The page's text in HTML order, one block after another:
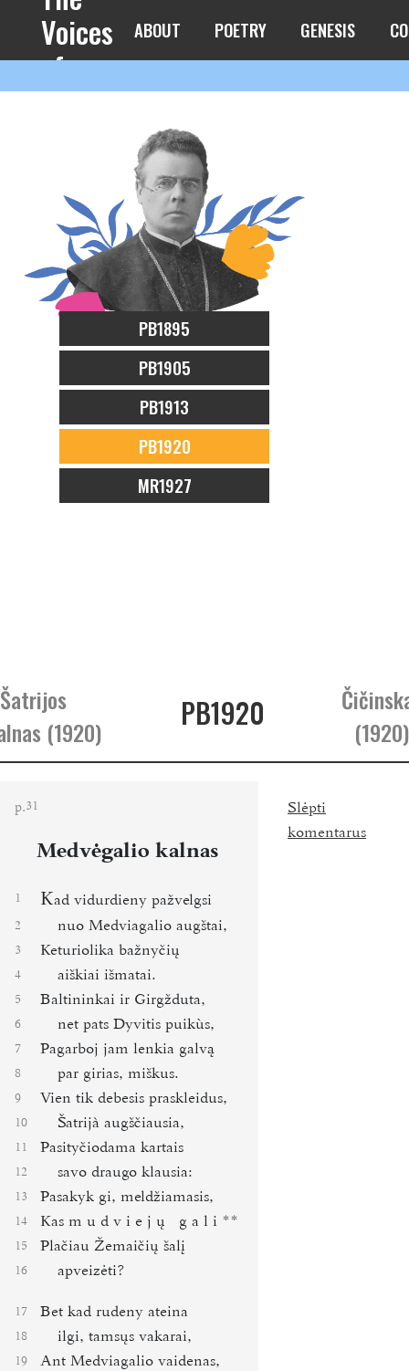
Voices
of
Spring
ABOUT POETRY GENESIS
PB1895
PB1905
PB1913
PB1920
MR1927
(1920)
PB1920
p.31
Medvėgalio kalnas
1 Kad vidurdieny pažvelgsi
2 nuo Medviagalio augštai,
3 Keturiolika bažnyčių
4 aiškiai išmatai.
5 Baltininkai ir Girgžduta,
6 net pats Dyvitis puikùs,
7 Pagarboj jam lenkia galvą
8 par girias, miškus.
9 Vien tik debesis praskleidus,
10 Šatrijà augščiausia,
11 Pasityčiodama kartais
12 savo draugo klausia:
13 Pasakyk gi, meldžiamasis,
14 Kas m u d v i e j ų   g a l i **
15 Plačiau Žemaičių šalį
16 apveizėti?
17 Bet kad rudeny ateina
18 ilgi, tamsųs vakarai,
19 Ant Medviagalio vaidenas,
Slėpti
komentarus